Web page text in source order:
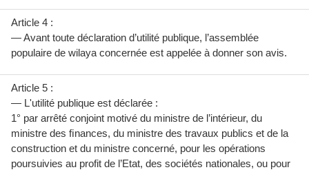
Article 4 :
— Avant toute déclaration d’utilité publique, l’assemblée
populaire de wilaya concernée est appelée à donner son avis.
Article 5 :
— L'utilité publique est déclarée :
1° par arrêté conjoint motivé du ministre de l’intérieur, du
ministre des ﬁnances, du ministre des travaux publics et de la
construction et du ministre concerné, pour les opérations
poursuivies au profit de l’Etat, des sociétés nationales, ou pour